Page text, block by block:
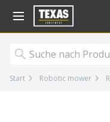
Gå til
Start Robotic mower